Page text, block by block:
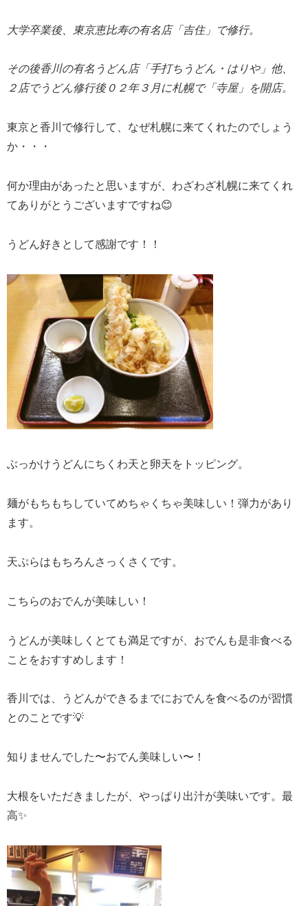
大学卒業後、東京恵比寿の有名店「吉住」で修行。
その後香川の有名うどん店「手打ちうどん・はりや」他、
２店でうどん修行後０２年３月に札幌で「寺屋」を開店。
東京と香川で修行して、なぜ札幌に来てくれたのでしょう
か・・・
何か理由があったと思いますが、わざわざ札幌に来てくれ
てありがとうございますですね😊
うどん好きとして感謝です！！
ぶっかけうどんにちくわ天と卵天をトッピング。
麺がもちもちしていてめちゃくちゃ美味しい！弾力があり
ます。
天ぷらはもちろんさっくさくです。
こちらのおでんが美味しい！
うどんが美味しくとても満足ですが、おでんも是非食べる
ことをおすすめします！
香川では、うどんができるまでにおでんを食べるのが習慣
とのことです💡
知りませんでした〜おでん美味しい〜！
大根をいただきましたが、やっぱり出汁が美味いです。最
高✨